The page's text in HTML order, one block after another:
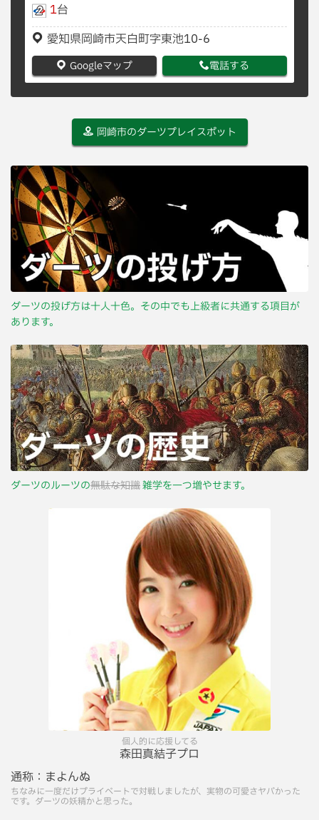
1台
愛知県岡崎市天白町字東池10-6
Googleマップ 電話する
岡崎市のダーツプレイスポット
ダーツの投げ方は十人十色。その中でも上級者に共通する項目が
あります。
ダーツのルーツの無駄な知識雑学を一つ増やせます。
個人的に応援してる
森田真結子プロ
通称： まよんぬ
ちなみに一度だけプライベートで対戦しましたが、実物の可愛さヤバかった
です。ダーツの妖精かと思った。